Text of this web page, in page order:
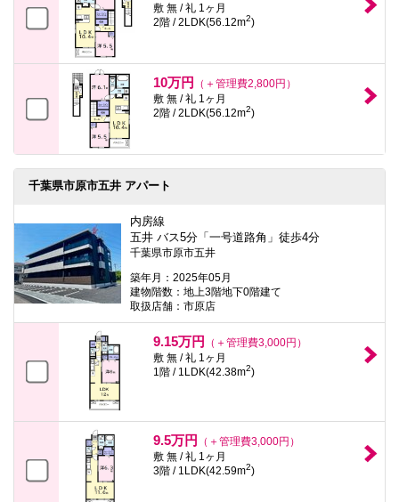
敷 無 / 礼 1ヶ月
2階 / 2LDK(56.12m2)
10万円
（＋管理費2,800円）
敷 無 / 礼 1ヶ月
2階 / 2LDK(56.12m2)
千葉県市原市五井 アパート
内房線
五井 バス5分「一号道路角」徒歩4分
千葉県市原市五井
築年月：2025年05月
建物階数：地上3階地下0階建て
取扱店舗：市原店
9.15万円
（＋管理費3,000円）
敷 無 / 礼 1ヶ月
1階 / 1LDK(42.38m2)
9.5万円
（＋管理費3,000円）
敷 無 / 礼 1ヶ月
3階 / 1LDK(42.59m2)